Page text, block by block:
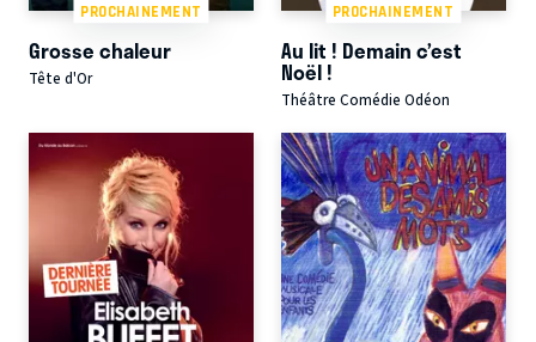
PROCHAINEMENT
Grosse chaleur
Tête d'Or
PROCHAINEMENT
Au lit ! Demain c’est
Noël !
Théâtre Comédie Odéon